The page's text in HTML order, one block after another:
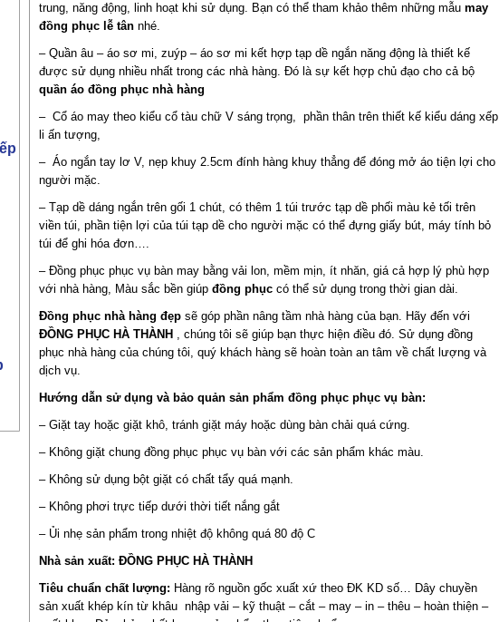
trung, năng động, linh hoạt khi sử dụng. Bạn có thể tham khảo thêm những mẫu may
đồng phục lễ tân nhé.
– Quần âu – áo sơ mi, zuýp – áo sơ mi kết hợp tạp dề ngắn năng động là thiết kế
được sử dụng nhiều nhất trong các nhà hàng. Đó là sự kết hợp chủ đạo cho cả bộ
quần áo đồng phục nhà hàng
– Cổ áo may theo kiểu cổ tàu chữ V sáng trọng, phần thân trên thiết kế kiểu dáng xếp
li ấn tượng,
– Áo ngắn tay lơ V, nẹp khuy 2.5cm đính hàng khuy thẳng để đóng mở áo tiện lợi cho
người mặc.
– Tạp dề dáng ngắn trên gối 1 chút, có thêm 1 túi trước tạp dề phối màu kẻ tối trên
viền túi, phần tiện lợi của túi tạp dề cho người mặc có thể đựng giấy bút, máy tính bỏ
túi để ghi hóa đơn….
– Đồng phục phục vụ bàn may bằng vải lon, mềm mịn, ít nhăn, giá cả hợp lý phù hợp
với nhà hàng, Màu sắc bền giúp đồng phục có thể sử dụng trong thời gian dài.
Đồng phục nhà hàng đẹp sẽ góp phần nâng tầm nhà hàng của bạn. Hãy đến với
ĐỒNG PHỤC HÀ THÀNH , chúng tôi sẽ giúp bạn thực hiện điều đó. Sử dụng đồng
phục nhà hàng của chúng tôi, quý khách hàng sẽ hoàn toàn an tâm về chất lượng và
dịch vụ.
Hướng dẫn sử dụng và bảo quản sản phẩm đồng phục phục vụ bàn:
– Giặt tay hoặc giặt khô, tránh giặt máy hoặc dùng bàn chải quá cứng.
– Không giặt chung đồng phục phục vụ bàn với các sản phẩm khác màu.
– Không sử dụng bột giặt có chất tẩy quá mạnh.
– Không phơi trực tiếp dưới thời tiết nắng gắt
– Ủi nhẹ sản phẩm trong nhiệt độ không quá 80 độ C
Nhà sản xuất: ĐỒNG PHỤC HÀ THÀNH
Tiêu chuẩn chất lượng: Hàng rõ nguồn gốc xuất xứ theo ĐK KD số… Dây chuyền
sản xuất khép kín từ khâu nhập vải – kỹ thuật – cắt – may – in – thêu – hoàn thiện –